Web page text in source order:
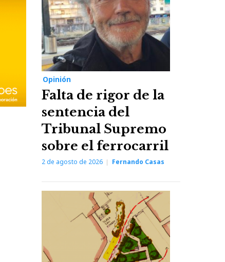
Opinión
Falta de rigor de la
sentencia del
Tribunal Supremo
sobre el ferrocarril
2 de agosto de 2026 Fernando Casas